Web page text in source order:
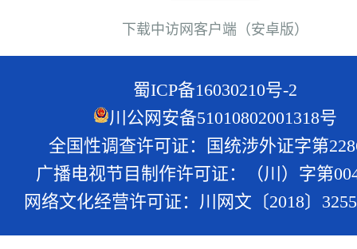
下载中访网客户端（安卓版）
蜀ICP备16030210号-2
川公网安备51010802001318号
全国性调查许可证：国统涉外证字第
广播电视节目制作许可证：（川）字第
网络文化经营许可证：川网文〔2018〕